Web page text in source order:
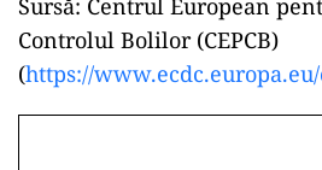
Sursă: Centrul European
Controlul Bolilor (CEPCB)
(https://